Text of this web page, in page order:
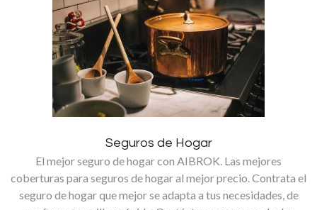
Seguros de Hogar
El mejor seguro de hogar con AIBROK. Las mejores
coberturas para seguros de hogar al mejor precio. Contrata el
seguro de hogar que mejor se adapta a tus necesidades, de